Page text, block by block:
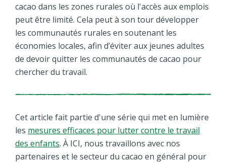
cacao dans les zones rurales où l'accès aux emplois
peut être limité. Cela peut à son tour développer
les communautés rurales en soutenant les
économies locales, afin d’éviter aux jeunes adultes
de devoir quitter les communautés de cacao pour
chercher du travail.
Cet article fait partie d'une série qui met en lumière
les mesures efficaces pour lutter contre le travail
des enfants. À ICI, nous travaillons avec nos
partenaires et le secteur du cacao en général pour